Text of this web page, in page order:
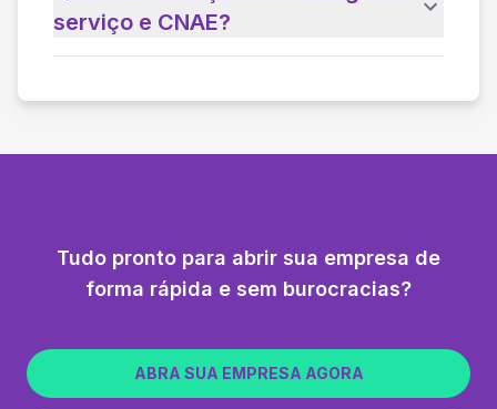
serviço e CNAE?
Tudo pronto para abrir sua empresa de
forma rápida e sem burocracias?
ABRA SUA EMPRESA AGORA